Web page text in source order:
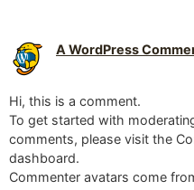
A WordPress
Hi, this is a comment.
To get started with
comments, please visit the
dashboard.
Commenter avatars come